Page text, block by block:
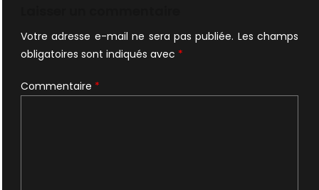
Votre adresse e-mail ne sera pas publiée. Les champs
obligatoires sont indiqués avec *
Commentaire *